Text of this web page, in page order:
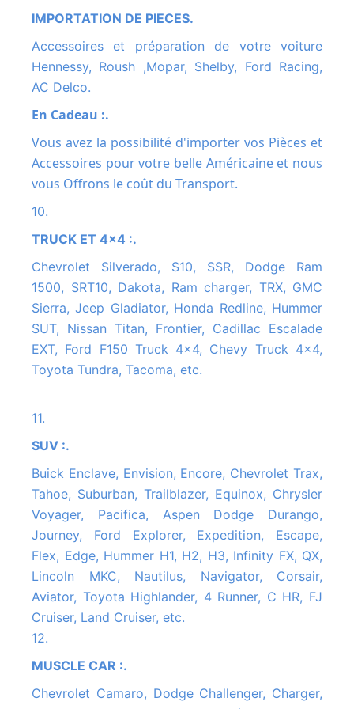
IMPORTATION DE PIECES.
Accessoires et préparation de votre voiture
Hennessy, Roush ,Mopar, Shelby, Ford Racing,
AC Delco.
En Cadeau :.
Vous avez la possibilité d'importer vos Pièces et
Accessoires pour votre belle Américaine et nous
vous Offrons le coût du Transport.
10.
TRUCK ET 4x4 :.
Chevrolet Silverado, S10, SSR, Dodge Ram
1500, SRT10, Dakota, Ram charger, TRX, GMC
Sierra, Jeep Gladiator, Honda Redline, Hummer
SUT, Nissan Titan, Frontier, Cadillac Escalade
EXT, Ford F150 Truck 4x4, Chevy Truck 4x4,
Toyota Tundra, Tacoma, etc.
11.
SUV :.
Buick Enclave, Envision, Encore, Chevrolet Trax,
Tahoe, Suburban, Trailblazer, Equinox, Chrysler
Voyager, Pacifica, Aspen Dodge Durango,
Journey, Ford Explorer, Expedition, Escape,
Flex, Edge, Hummer H1, H2, H3, Infinity FX, QX,
Lincoln MKC, Nautilus, Navigator, Corsair,
Aviator, Toyota Highlander, 4 Runner, C HR, FJ
Cruiser, Land Cruiser, etc.
12.
MUSCLE CAR :.
Chevrolet Camaro, Dodge Challenger, Charger,